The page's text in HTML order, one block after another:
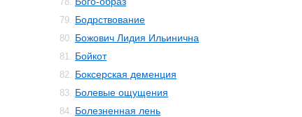
79. Бодрствование
80. Божович Лидия Ильинична
81. Бойкот
82. Боксерская деменция
83. Болевые ощущения
84. Болезненная лень